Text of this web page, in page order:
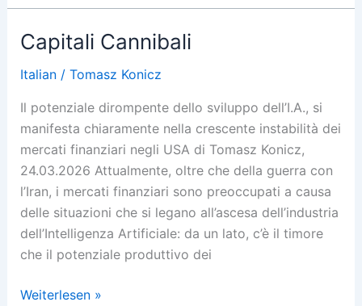
Boxing
Capitali Cannibali
Italian/ Tomasz Konicz
Il potenziale dirompente dello sviluppo dell’I.A., si
manifesta chiaramente nella crescente instabilità dei
mercati finanziari negli USA di Tomasz Konicz,
24.03.2026 Attualmente, oltre che della guerra con
l’Iran, i mercati finanziari sono preoccupati a causa
delle situazioni che si legano all’ascesa dell’industria
dell’Intelligenza Artificiale: da un lato, c’è il timore
che il potenziale produttivo dei
Capitali
Weiterlesen »